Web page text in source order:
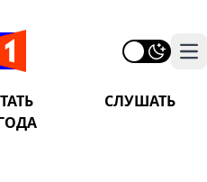
СЛУШАТЬ